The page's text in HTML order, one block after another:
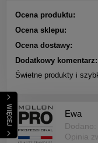
WIĘCEJ
Ocena produktu:
Ocena sklepu:
Ocena dostawy:
Dodatkowy komentarz:
Świetne produkty i
Ewa
Opinia